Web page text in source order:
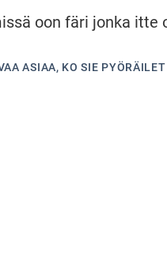
oon färi jonka itte
ASIAA, KO SIE